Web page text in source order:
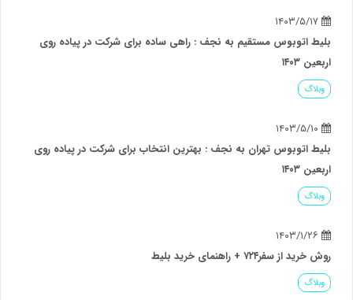
بلیط اتوبوس مستقیم به نجف : راهی ساده برای شرکت در پیاده روی
اربعین ۱۴۰۳
وبلاگ
بلیط اتوبوس تهران به نجف : بهترین انتخاب برای شرکت در پیاده روی
اربعین ۱۴۰۳
وبلاگ
روش خرید از سفر۷۲۴ + راهنمای خرید بلیط
وبلاگ